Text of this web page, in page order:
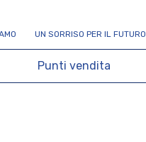
MO UN SORRISO PER IL FUTURO
Punti vendita